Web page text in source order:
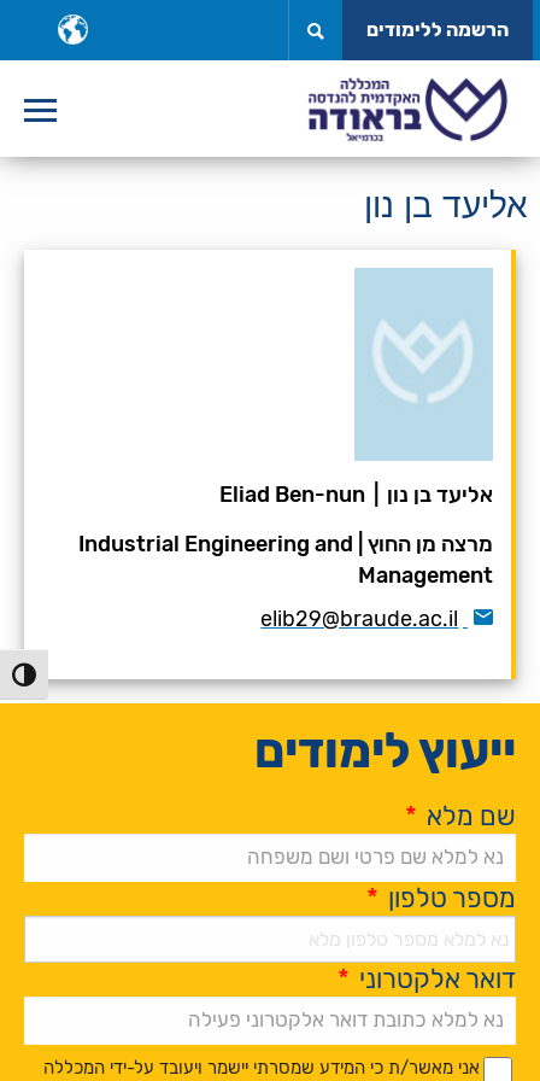
לתוכן
הפעל/
הרשמה ללימודים
אליעד בן נון
אליעד בן נון
Eliad Ben-nun
מרצה מן החוץ Industrial Engineering and
Management
elib29@braude.ac.il
ייעוץ לימודים
שם מלא *
מספר טלפון *
דואר אלקטרוני *
*
*
אני מאשר/ת כי המידע שמסרתי יישמר ויעובד על-ידי המכללה
Alternative: